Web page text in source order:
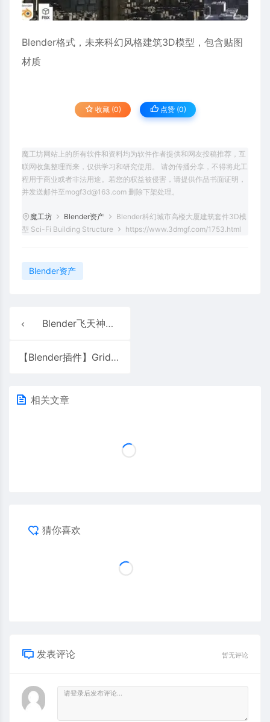
Blender格式，未来科幻风格建筑3D模型，包含贴图
材质
收藏 (0) 点赞 (0)
魔工坊网站上的所有软件和资料均为软件作者提供和网友投稿推荐，互
联网收集整理而来，仅供学习和研究使用。 请勿传播分享，不得将此工
程用于商业或者非法用途。若您的权益被侵害，请提供作品书面证明，
并发送邮件至mogf3d@163.com 删除下架处理。
魔工坊 Blender资产
Blender科幻城市高楼大厦建筑套件3D模
型 Sci-Fi Building Structure
https://www.3dmgf.com/1753.html
Blender资产
Blender飞天神龙飞龙神兽3D模型飞行神龙头部尾巴身体带2K纹理
【Blender插件】GridModeler 1.39 卡线网格建模布尔Grid Modeler
相关文章
猜你喜欢
发表评论 暂无评论